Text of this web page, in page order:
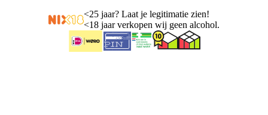
<25 jaar? Laat je legitimatie zien!
<18 jaar verkopen wij geen alcohol.